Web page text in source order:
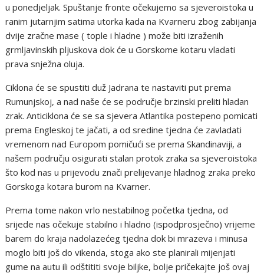
u ponedjeljak. Spuštanje fronte očekujemo sa sjeveroistoka u
ranim jutarnjim satima utorka kada na Kvarneru zbog zabijanja
dvije zračne mase ( tople i hladne ) može biti izraženih
grmljavinskih pljuskova dok će u Gorskome kotaru vladati
prava snježna oluja.
Ciklona će se spustiti duž Jadrana te nastaviti put prema
Rumunjskoj, a nad naše će se područje brzinski preliti hladan
zrak. Anticiklona će se sa sjevera Atlantika postepeno pomicati
prema Engleskoj te jačati, a od sredine tjedna će zavladati
vremenom nad Europom pomičući se prema Skandinaviji, a
našem području osigurati stalan protok zraka sa sjeveroistoka
što kod nas u prijevodu znači prelijevanje hladnog zraka preko
Gorskoga kotara burom na Kvarner.
Prema tome nakon vrlo nestabilnog početka tjedna, od
srijede nas očekuje stabilno i hladno (ispodprosječno) vrijeme
barem do kraja nadolazećeg tjedna dok bi mrazeva i minusa
moglo biti još do vikenda, stoga ako ste planirali mijenjati
gume na autu ili odštititi svoje biljke, bolje pričekajte još ovaj